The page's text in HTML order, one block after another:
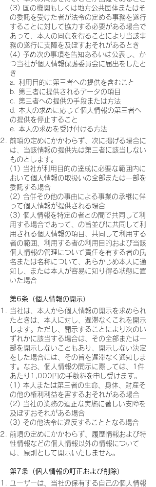
(3) 国の機関もしくは地方公共団体またはそ
の委託を受けた者が法令の定める事務を遂行
することに対して協力する必要がある場合で
あって、本人の同意を得ることにより当該事
務の遂行に支障を及ぼすおそれがあるとき
(4) 予め次の事項を告知あるいは公表し、か
つ当社が個人情報保護委員会に届出をしたと
き
a. 利用目的に第三者への提供を含むこと
b. 第三者に提供されるデータの項目
c. 第三者への提供の手段または方法
d. 本人の求めに応じて個人情報の第三者へ
の提供を停止すること
e. 本人の求めを受け付ける方法
前項の定めにかかわらず、次に掲げる場合に
は、当該情報の提供先は第三者に該当しない
ものとします。
(1) 当社が利用目的の達成に必要な範囲内に
おいて個人情報の取扱いの全部または一部を
委託する場合
(2) 合併その他の事由による事業の承継に伴
って個人情報が提供される場合
(3) 個人情報を特定の者との間で共同して利
用する場合であって、の旨並びに共同して利
用される個人情報の項目、共同して利用する
者の範囲、利用する者の利用目的および当該
個人情報の管理について責任を有する者の氏
名または名称について、あらかじめ本人に通
知し、または本人が容易に知り得る状態に置
いた場合
第6条（個人情報の開示）
当社は、本人から個人情報の開示を求められ
たときは、本人に対し、遅滞なくこれを開示
します。ただし、開示することにより次のい
ずれかに該当する場合は、その全部または一
部を開示しないこともあり、開示しない決定
をした場合には、その旨を遅滞なく通知しま
す。なお、個人情報の開示に際しては、1件
あたり1,000円の手数料を申し受けます。
(1) 本人または第三者の生命、身体、財産そ
の他の権利利益を害するおそれがある場合
(2) 当社の業務の適正な実施に著しい支障を
及ぼすおそれがある場合
(3) その他法令に違反することとなる場合
前項の定めにかかわらず、履歴情報および特
性情報などの個人情報以外の情報について
は、原則として開示いたしません。
第7条（個人情報の訂正および削除）
ユーザーは、当社の保有する自己の個人情報